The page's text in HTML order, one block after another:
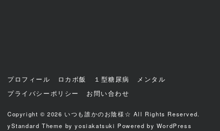
プロフィール ロカボ飯 １型糖尿病
メンタル
プライバシーポリシー
お問い合わせ
Copyright © 2026 いつも誰かのお陰様☆ All Rights Reserved.
yStandard Theme byyosiakatsuki Powered by WordPress